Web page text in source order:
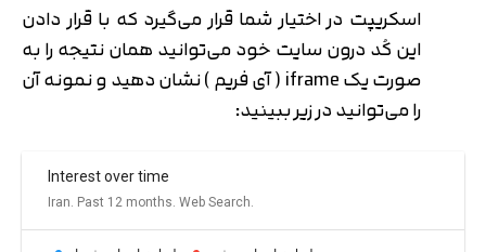
اسکریپت در اختیار شما قرار می‌گیرد که با قرار دادن
این کُد درون سایت خود می‌توانید همان نتیجه را به
صورت یک iframe ( آی فریم ) نشان دهید و نمونه آن
را می‌توانید در زیر ببینید: